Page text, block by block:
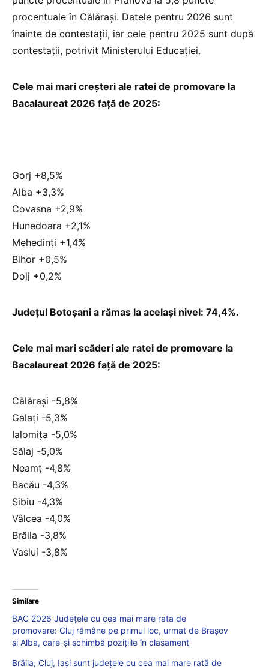
procentuale în Călărași. Datele pentru 2026 sunt
înainte de contestații, iar cele pentru 2025 sunt după
contestații, potrivit Ministerului Educației.
Cele mai mari creșteri ale ratei de promovare la
Bacalaureat 2026 față de 2025:
Gorj +8,5%
Alba +3,3%
Covasna +2,9%
Hunedoara +2,1%
Mehedinți +1,4%
Bihor +0,5%
Dolj +0,2%
Județul Botoșani a rămas la același nivel: 74,4%.
Cele mai mari scăderi ale ratei de promovare la
Bacalaureat 2026 față de 2025:
Călărași -5,8%
Galați -5,3%
Ialomița -5,0%
Sălaj -5,0%
Neamț -4,8%
Bacău -4,3%
Sibiu -4,3%
Vâlcea -4,0%
Brăila -3,8%
Vaslui -3,8%
Similare
BAC 2026 Județele cu cea mai mare rata de
promovare: Cluj rămâne pe primul loc, urmat de Brașov
și Alba, care-și schimbă pozițiile în clasament
Brăila, Cluj, Iași sunt județele cu cea mai mare rată de